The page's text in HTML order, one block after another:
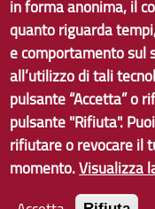
in forma anonima, il
quanto riguarda
e comportamento sul
all’utilizzo di tali
pulsante “Accetta” o
pulsante "Rifiuta".
rifiutare o revocare il
momento.Visualizza